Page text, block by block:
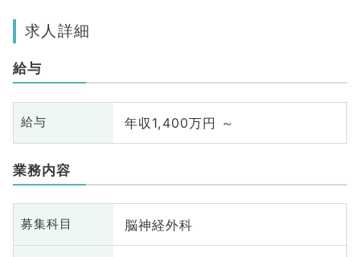
求人詳細
給与
給与 年収1,400万円 ～
業務内容
募集科目 脳神経外科